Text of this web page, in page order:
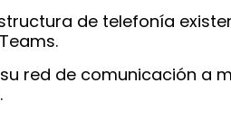
de telefonía
red de comunicación a